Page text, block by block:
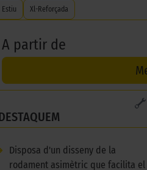
Estiu Xl-Reforçada
A partir de
Disposa d'un disseny de la
rodament asimètric que facilita el